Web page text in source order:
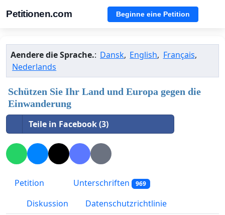
Petitionen.com Beginne eine Petition
Aendere die Sprache.: Dansk, English, Français,
Nederlands
Schützen Sie Ihr Land und Europa gegen die
Einwanderung
Teile in Facebook (3)
Petition Unterschriften 969
Diskussion Datenschutzrichtlinie